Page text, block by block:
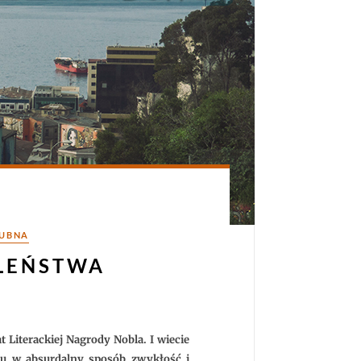
Literackiej Nagrody Nobla. I wiecie